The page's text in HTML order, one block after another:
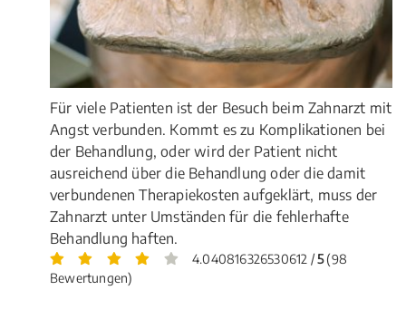
Für viele Patienten ist der Besuch beim Zahnarzt mit
Angst verbunden. Kommt es zu Komplikationen bei
der Behandlung, oder wird der Patient nicht
ausreichend über die Behandlung oder die damit
verbundenen Therapiekosten aufgeklärt, muss der
Zahnarzt unter Umständen für die fehlerhafte
Behandlung haften.
4.040816326530612 /5(98
Bewertungen)